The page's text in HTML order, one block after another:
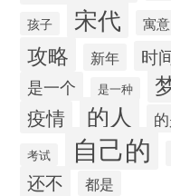
孩子 宋代 寓意
攻略 新年 时
是一个 是一种
疫情 的人
考试 自己的
还不 都是